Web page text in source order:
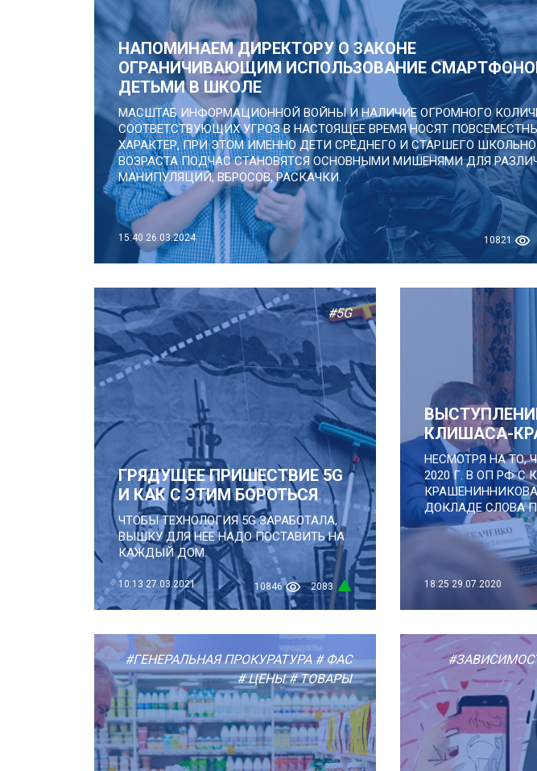
НАПОМИНАЕМ ДИРЕКТОРУ О ЗАКОНЕ
ОГРАНИЧИВАЮЩИМ ИСПОЛЬЗОВАНИЕ
ДЕТЬМИ В ШКОЛЕ
МАСШТАБ ИНФОРМАЦИОННОЙ ВОЙНЫ И НАЛИЧИЕ ОГРОМНОГО
СООТВЕТСТВУЮЩИХ УГРОЗ В НАСТОЯЩЕЕ ВРЕМЯ НОСЯТ
ХАРАКТЕР, ПРИ ЭТОМ ИМЕННО ДЕТИ СРЕДНЕГО И СТАРШЕГО
ВОЗРАСТА ПОДЧАС СТАНОВЯТСЯ ОСНОВНЫМИ МИШЕНЯМИ ДЛЯ
МАНИПУЛЯЦИЙ, ВБРОСОВ, РАСКАЧКИ.
15:40 26.03.2024 10821
#5G
ГРЯДУЩЕЕ ПРИШЕСТВИЕ 5G
И КАК С ЭТИМ БОРОТЬСЯ
ЧТОБЫ ТЕХНОЛОГИЯ 5G ЗАРАБОТАЛА,
ВЫШКУ ДЛЯ НЕЕ НАДО ПОСТАВИТЬ НА
КАЖДЫЙ ДОМ.
10:13 27.03.2021 10846 2083
КЛИШАСА-
НЕСМОТРЯ НА ТО,
2020 Г. В ОП РФ
ДОКЛАДЕ СЛОВА
18:25 29.07.2020
#ГЕНЕРАЛЬНАЯ ПРОКУРАТУРА # ФАС
# ЦЕНЫ # ТОВАРЫ